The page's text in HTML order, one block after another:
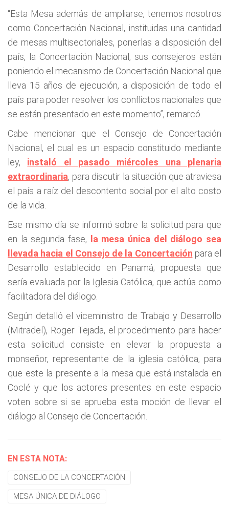
“Esta Mesa además de ampliarse, tenemos nosotros
como Concertación Nacional, instituidas una cantidad
de mesas multisectoriales, ponerlas a disposición del
país, la Concertación Nacional, sus consejeros están
poniendo el mecanismo de Concertación Nacional que
lleva 15 años de ejecución, a disposición de todo el
país para poder resolver los conflictos nacionales que
se están presentado en este momento”, remarcó.
Cabe mencionar que el Consejo de Concertación
Nacional, el cual es un espacio constituido mediante
ley, instaló el pasado miércoles una plenaria
extraordinaria, para discutir la situación que atraviesa
el país a raíz del descontento social por el alto costo
de la vida.
Ese mismo día se informó sobre la solicitud para que
en la segunda fase, la mesa única del diálogo sea
llevada hacia el Consejo de la Concertación para el
Desarrollo establecido en Panamá; propuesta que
sería evaluada por la Iglesia Católica, que actúa como
facilitadora del diálogo.
Según detalló el viceministro de Trabajo y Desarrollo
(Mitradel), Roger Tejada, el procedimiento para hacer
esta solicitud consiste en elevar la propuesta a
monseñor, representante de la iglesia católica, para
que este la presente a la mesa que está instalada en
Coclé y que los actores presentes en este espacio
voten sobre si se aprueba esta moción de llevar el
diálogo al Consejo de Concertación.
EN ESTA NOTA:
CONSEJO DE LA CONCERTACIÓN
MESA ÚNICA DE DIÁLOGO